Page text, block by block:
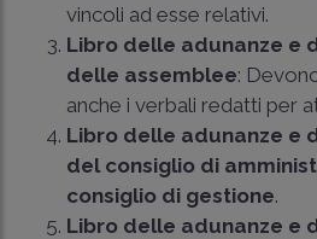
vincoli ad esse relativi.
Libro delle adunanze e
delle assemblee:
anche i verbali redatti per
Libro delle adunanze e
del consiglio di
consiglio di gestione.
Libro delle adunanze e